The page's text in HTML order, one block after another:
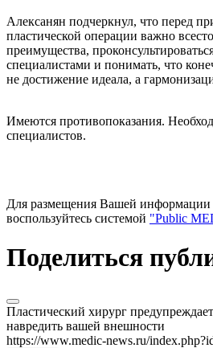
Алексанян подчеркнул, что перед
пластической операции важно
преимущества,
специалистами и понимать, что
не достижение идеала, а
Имеются противопоказания.
специалистов.
Для размещения Вашей информации
воспользуйтесь системой "Public
Поделиться
Пластический хирург
навредить вашей внешности
https://www.medic-news.ru/